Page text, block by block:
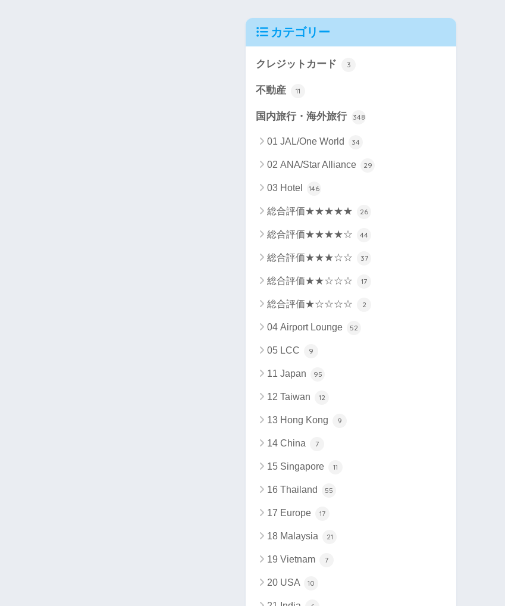
カテゴリー
クレジットカード 3
不動産 11
国内旅行・海外旅行 348
01 JAL/One World 34
02 ANA/Star Alliance 29
03 Hotel 146
総合評価★★★★★ 26
総合評価★★★★☆ 44
総合評価★★★☆☆ 37
総合評価★★☆☆☆ 17
総合評価★☆☆☆☆ 2
04 Airport Lounge 52
05 LCC 9
11 Japan 95
12 Taiwan 12
13 Hong Kong 9
14 China 7
15 Singapore 11
16 Thailand 55
17 Europe 17
18 Malaysia 21
19 Vietnam 7
20 USA 10